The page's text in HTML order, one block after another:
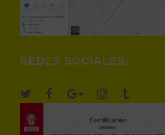
REDES SOCIALES: